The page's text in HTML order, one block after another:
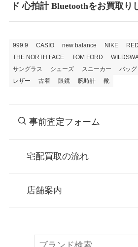
ド 心拍計 Bluetoothをお買取り
999.9 CASIO new balance NIKE
THE NORTH FACE
TOM FORD
サングラス
シューズ スニーカー バッグ
レザー
古着 眼鏡 腕時計 靴
事前査定フォーム
宅配買取の流れ
お申込み
店舗案内